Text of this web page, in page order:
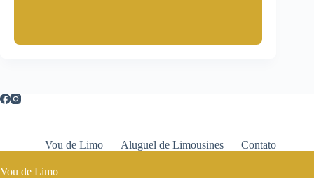
Vou de Limo Aluguel de Limousines Contato
Vou de Limo